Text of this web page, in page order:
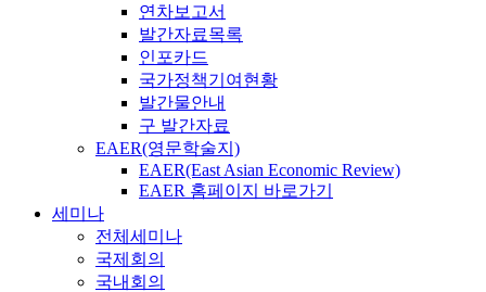
연차보고서
발간자료목록
인포카드
국가정책기여현황
발간물안내
구 발간자료
EAER(영문학술지)
EAER(East Asian Economic Review)
EAER 홈페이지 바로가기
세미나
전체세미나
국제회의
국내회의